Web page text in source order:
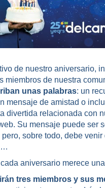
de nuestro aniversario,
miembros de nuestra
unas palabras: un
mensaje de amistad o
divertida relacionada con
Su mensaje puede ser
sobre todo, debe venir
aniversario merece
tres miembros y sus